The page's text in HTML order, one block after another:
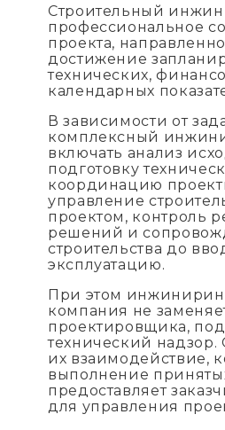
Строительный
профессиональное
проекта,
достижение
технических,
календарных
В зависимости от
комплексный
включать анализ
подготовку
координацию
управление
проектом, контроль
решений и
строительства до
эксплуатацию.
При этом
компания не
проектировщика,
технический надзор.
их взаимодействие,
выполнение
предоставляет
для управления